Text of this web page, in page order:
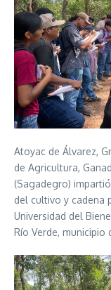
Atoyac de Álvarez,
de Agricultura,
(Sagadegro)
del cultivo y cadena
Universidad del
Río Verde, municipio